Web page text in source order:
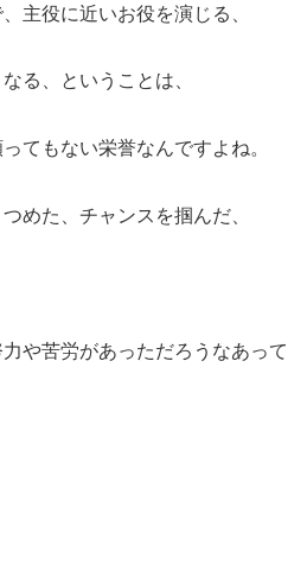
主役に近いお役を演じる、
る、ということは、
てもない栄誉なんですよね。
めた、チャンスを掴んだ、
や苦労があっただろうなあって